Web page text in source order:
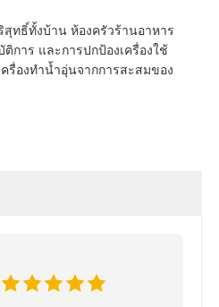
สุทธิ์ทั้งบ้าน ห้องครัวร้านอาหาร
การ และการปกป้องเครื่องใช้
รื่องทำน้ำอุ่นจากการสะสมของ